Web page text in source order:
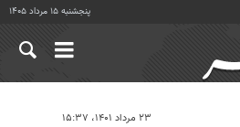
پنجشنبه ۱۵ مرداد ۱۴۰۵
۲۳ مرداد ۱۴۰۱، ۱۵:۳۷